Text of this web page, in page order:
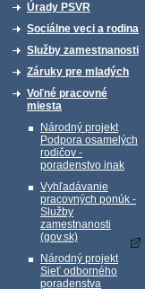
Úrady PSVR
Sociálne veci a rodina
Služby zamestnanosti
Záruky pre mladých
Voľné pracovné
miesta
Národný projekt
Podpora osamelých
rodičov -
poradenstvo inak
Vyhľadávanie
pracovných ponúk -
Služby
zamestnanosti
(gov.sk)
Národný projekt
Sieť odborného
poradenstva